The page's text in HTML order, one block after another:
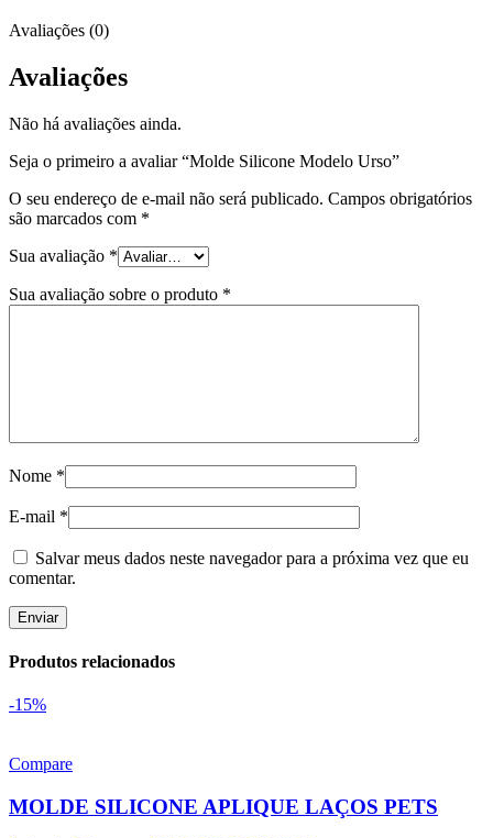
Avaliações (0)
Avaliações
Não há avaliações ainda.
Seja o primeiro a avaliar “Molde Silicone Modelo Urso”
O seu endereço de e-mail não será publicado. Campos obrigatórios
são marcados com *
Sua avaliação *
Sua avaliação sobre o produto *
Nome *
E-mail *
Salvar meus dados neste navegador para a próxima vez que eu
comentar.
Produtos relacionados
-15%
Compare
MOLDE SILICONE APLIQUE LAÇOS PETS